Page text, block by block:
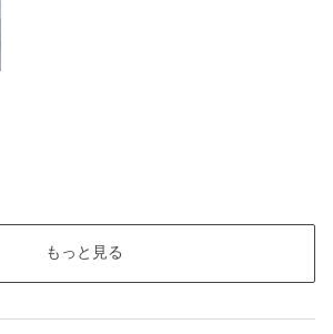
もっと見る